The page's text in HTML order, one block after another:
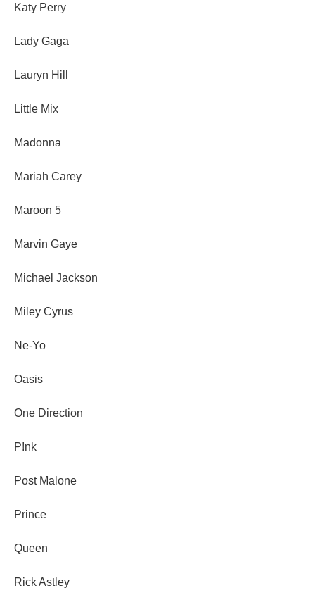
Katy Perry
Lady Gaga
Lauryn Hill
Little Mix
Madonna
Mariah Carey
Maroon 5
Marvin Gaye
Michael Jackson
Miley Cyrus
Ne-Yo
Oasis
One Direction
P!nk
Post Malone
Prince
Queen
Rick Astley